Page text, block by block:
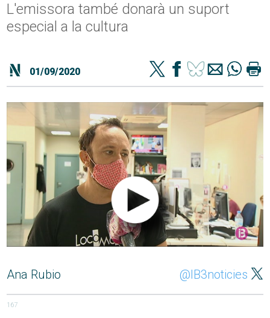
L'emissora també donarà un suport
especial a la cultura
01/09/2020
Ana Rubio @IB3noticies
167